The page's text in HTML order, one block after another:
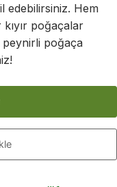
edebilirsiniz. Hem
poğaçalar
poğaça